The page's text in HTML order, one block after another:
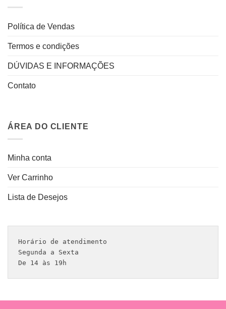
Política de Vendas
Termos e condições
DÚVIDAS E INFORMAÇÕES
Contato
ÁREA DO CLIENTE
Minha conta
Ver Carrinho
Lista de Desejos
Horário de atendimento
Segunda a Sexta
De 14 às 19h